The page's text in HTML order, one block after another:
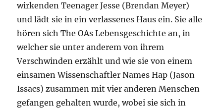
wirkenden Teenager Jesse (Brendan Meyer)
und lädt sie in ein verlassenes Haus ein. Sie alle
hören sich The OAs Lebensgeschichte an, in
welcher sie unter anderem von ihrem
Verschwinden erzählt und wie sie von einem
einsamen Wissenschaftler Names Hap (Jason
Issacs) zusammen mit vier anderen Menschen
gefangen gehalten wurde, wobei sie sich in